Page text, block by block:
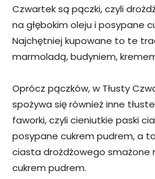
Czwartek są pączki, czyli
na głębokim oleju i posypane
Najchętniej kupowane to te
marmoladą, budyniem,
Oprócz pączków, w Tłusty
spożywa się również inne
faworki, czyli cieniutkie paski
posypane cukrem pudrem, a
ciasta drożdżowego smażone
cukrem pudrem.